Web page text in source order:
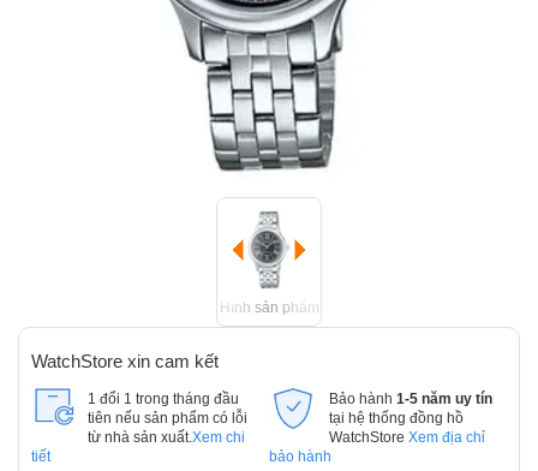
Hình sản phẩm
WatchStore xin cam kết
1 đổi 1 trong tháng đầu
tiên nếu sản phẩm có lỗi
từ nhà sản xuất. Xem chi
tiết
Bảo hành 1-5 năm uy tín
tại hệ thống đồng hồ
WatchStore Xem địa chỉ
bảo hành